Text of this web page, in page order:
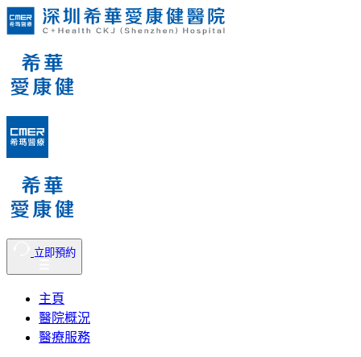
立即預約
主頁
醫院概況
醫療服務